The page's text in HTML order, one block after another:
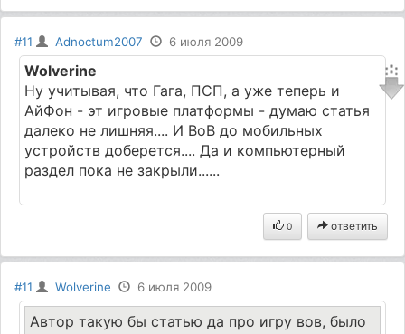
#11 Adnoctum2007 6 июля 2009
Wolverine
Ну учитывая, что Гага, ПСП, а уже теперь и
АйФон - эт игровые платформы - думаю статья
далеко не лишняя.... И ВоВ до мобильных
устройств доберется.... Да и компьютерный
раздел пока не закрыли......
0 ответить
#11 Wolverine 6 июля 2009
Автор такую бы статью да про игру вов, было